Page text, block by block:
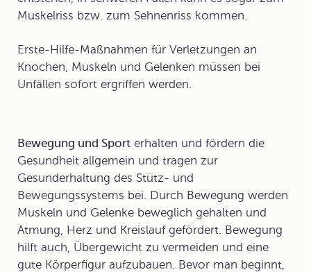
Muskelriss bzw. zum Sehnenriss kommen.
Erste-Hilfe-Maßnahmen für Verletzungen an
Knochen, Muskeln und Gelenken müssen bei
Unfällen sofort ergriffen werden.
Bewegung und Sport erhalten und fördern die
Gesundheit allgemein und tragen zur
Gesunderhaltung des Stütz- und
Bewegungssystems bei. Durch Bewegung werden
Muskeln und Gelenke beweglich gehalten und
Atmung, Herz und Kreislauf gefördert. Bewegung
hilft auch, Übergewicht zu vermeiden und eine
gute Körperfigur aufzubauen. Bevor man beginnt,